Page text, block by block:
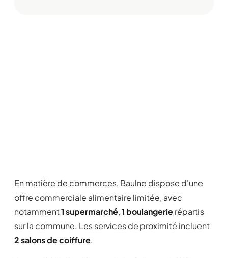
En matière de commerces, Baulne dispose d'une
offre commerciale alimentaire limitée, avec
notamment1 supermarché,1 boulangerierépartis
sur la commune. Les services de proximité incluent
2 salons de coiffure.